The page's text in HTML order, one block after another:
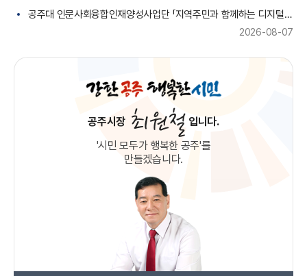
공주대 인문사회융합인재양성사업단 「지역주민과 함께하는 디지털 AI 영화제」 홍보
2026-08-07
공주시장
입니다.
'시민 모두가 행복한 공주'를
만들겠습니다.